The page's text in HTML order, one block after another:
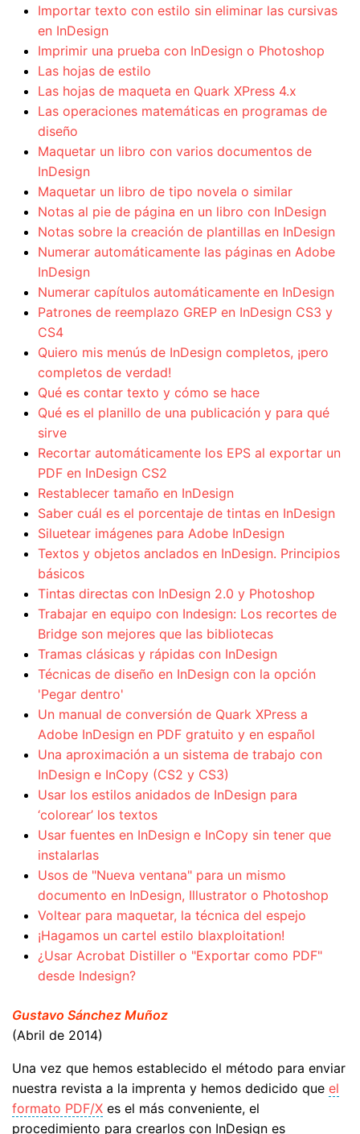
Importar texto con estilo sin eliminar las cursivas
en InDesign
Imprimir una prueba con InDesign o Photoshop
Las hojas de estilo
Las hojas de maqueta en Quark XPress 4.x
Las operaciones matemáticas en programas de
diseño
Maquetar un libro con varios documentos de
InDesign
Maquetar un libro de tipo novela o similar
Notas al pie de página en un libro con InDesign
Notas sobre la creación de plantillas en InDesign
Numerar automáticamente las páginas en Adobe
InDesign
Numerar capítulos automáticamente en InDesign
Patrones de reemplazo GREP en InDesign CS3 y
CS4
Quiero mis menús de InDesign completos, ¡pero
completos de verdad!
Qué es contar texto y cómo se hace
Qué es el planillo de una publicación y para qué
sirve
Recortar automáticamente los EPS al exportar un
PDF en InDesign CS2
Restablecer tamaño en InDesign
Saber cuál es el porcentaje de tintas en InDesign
Siluetear imágenes para Adobe InDesign
Textos y objetos anclados en InDesign. Principios
básicos
Tintas directas con InDesign 2.0 y Photoshop
Trabajar en equipo con Indesign: Los recortes de
Bridge son mejores que las bibliotecas
Tramas clásicas y rápidas con InDesign
Técnicas de diseño en InDesign con la opción
'Pegar dentro'
Un manual de conversión de Quark XPress a
Adobe InDesign en PDF gratuito y en español
Una aproximación a un sistema de trabajo con
InDesign e InCopy (CS2 y CS3)
Usar los estilos anidados de InDesign para
‘colorear’ los textos
Usar fuentes en InDesign e InCopy sin tener que
instalarlas
Usos de "Nueva ventana" para un mismo
documento en InDesign, Illustrator o Photoshop
Voltear para maquetar, la técnica del espejo
¡Hagamos un cartel estilo blaxploitation!
¿Usar Acrobat Distiller o "Exportar como PDF"
desde Indesign?
Gustavo Sánchez Muñoz
(Abril de 2014)
Una vez que hemos establecido el método para enviar
nuestra revista a la imprenta y hemos dedicido que el
formato PDF/X es el más conveniente, el
procedimiento para crearlos con InDesign es